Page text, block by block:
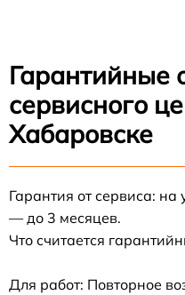
Гарантийные
сервисного
Хабаровске
Гарантия от сервиса:
— до 3 месяцев.
Что считается
Для работ: Повторное